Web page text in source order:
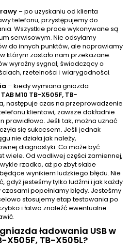
– po uzyskaniu od klienta
telefonu, przystępujemy do
Wszystkie prace wykonywane są
serwisowym. Nie odsyłamy
do innych punktów, ale naprawiamy
którym zostało nam przekazane.
wyraźny sygnał, świadczący o
rzetelności i wiarygodności.
– kiedy wymiana gniazda
M10 TB-X505F, TB-
następuje czas na przeprowadzenie
klientowi, zawsze dokładnie
prawidłowo. Jeśli tak, można uznać
się sukcesem. Jeśli jednak
nie działa jak należy,
diagnostyki. Co może być
wiele. Od wadliwej części zamiennej,
rzadko, aż po zbyt słabe
wynikiem ludzkiego błędu. Nie
gdyż jesteśmy tylko ludźmi i jak każdy
popełniamy błędy. Jesteśmy
stosujemy etap testowania po
i łatwo znaleźć ewentualne
ładowania USB w
X505F, TB-X505L?